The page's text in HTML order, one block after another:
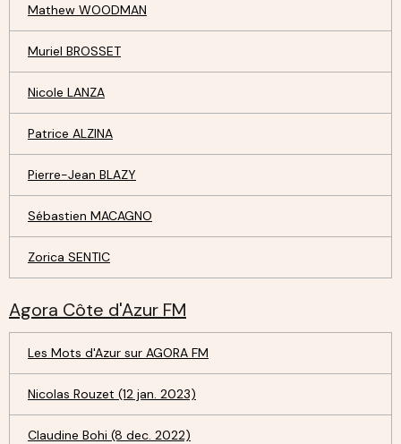
Mathew WOODMAN
Muriel BROSSET
Nicole LANZA
Patrice ALZINA
Pierre-Jean BLAZY
Sébastien MACAGNO
Zorica SENTIC
Agora Côte d'Azur FM
Les Mots d'Azur sur AGORA FM
Nicolas Rouzet (12 jan. 2023)
Claudine Bohi (8 dec. 2022)